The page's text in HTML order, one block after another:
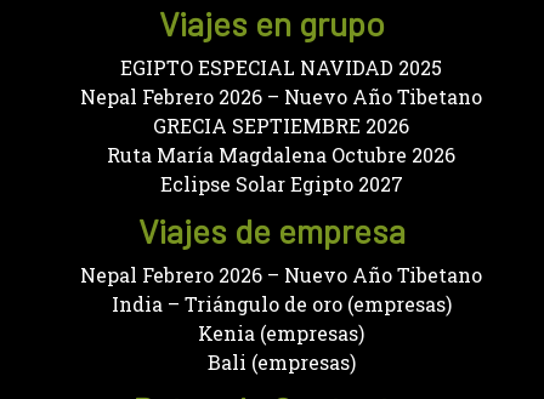
Viajes en grupo
EGIPTO ESPECIAL NAVIDAD 2025
Nepal Febrero 2026 – Nuevo Año Tibetano
GRECIA SEPTIEMBRE 2026
Ruta María Magdalena Octubre 2026
Eclipse Solar Egipto 2027
Viajes de empresa
Nepal Febrero 2026 – Nuevo Año Tibetano
India – Triángulo de oro (empresas)
Kenia (empresas)
Bali (empresas)